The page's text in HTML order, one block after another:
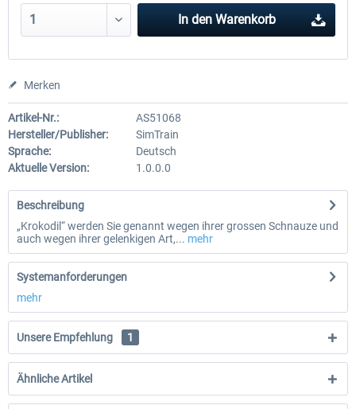
In den Warenkorb
Merken
Artikel-Nr.:
AS51068
Hersteller/Publisher:
SimTrain
Sprache:
Deutsch
Aktuelle Version:
1.0.0.0
Beschreibung
„Krokodil“ werden Sie genannt wegen ihrer grossen Schnauze und
auch wegen ihrer gelenkigen Art,... mehr
Systemanforderungen
mehr
Unsere Empfehlung 1
Ähnliche Artikel